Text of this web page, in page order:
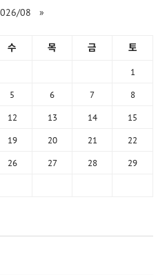
08 »
수 목 금 토
1
5 6 7 8
12 13 14 15
19 20 21 22
26 27 28 29